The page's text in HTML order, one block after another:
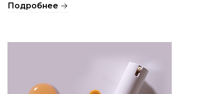
Подробнее